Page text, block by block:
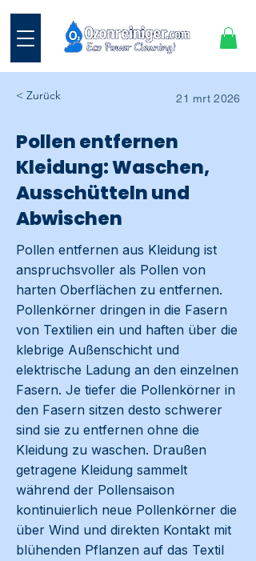
< Zurück 21 mrt 2026
Pollen entfernen
Kleidung: Waschen,
Ausschütteln und
Abwischen
Pollen entfernen aus Kleidung ist
anspruchsvoller als Pollen von
harten Oberflächen zu entfernen.
Pollenkörner dringen in die Fasern
von Textilien ein und haften über die
klebrige Außenschicht und
elektrische Ladung an den einzelnen
Fasern. Je tiefer die Pollenkörner in
den Fasern sitzen desto schwerer
sind sie zu entfernen ohne die
Kleidung zu waschen. Draußen
getragene Kleidung sammelt
während der Pollensaison
kontinuierlich neue Pollenkörner die
über Wind und direkten Kontakt mit
blühenden Pflanzen auf das Textil